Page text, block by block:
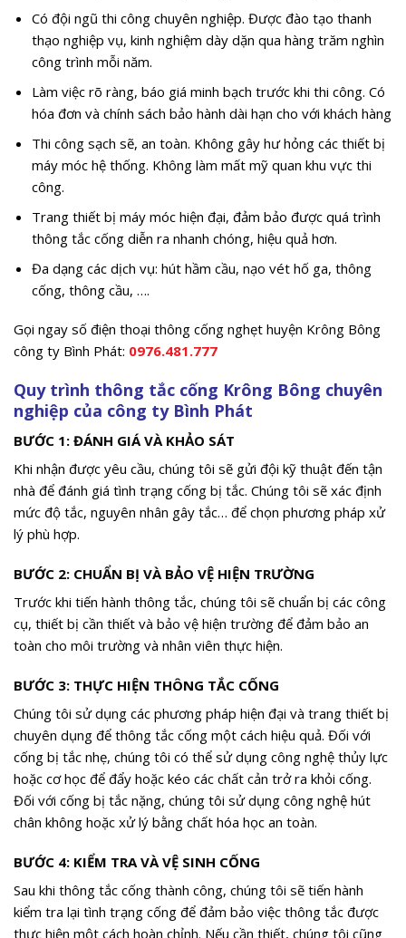
Có đội ngũ thi công chuyên nghiệp. Được đào tạo thanh
thạo nghiệp vụ, kinh nghiệm dày dặn qua hàng trăm nghìn
công trình mỗi năm.
Làm việc rõ ràng, báo giá minh bạch trước khi thi công. Có
hóa đơn và chính sách bảo hành dài hạn cho với khách hàng
Thi công sạch sẽ, an toàn. Không gây hư hỏng các thiết bị
máy móc hệ thống. Không làm mất mỹ quan khu vực thi
công.
Trang thiết bị máy móc hiện đại, đảm bảo được quá trình
thông tắc cống diễn ra nhanh chóng, hiệu quả hơn.
Đa dạng các dịch vụ: hút hầm cầu, nạo vét hố ga, thông
cống, thông cầu, ….
Gọi ngay số điện thoại thông cống nghẹt huyện Krông Bông
công ty Bình Phát: 0976.481.777
Quy trình thông tắc cống Krông Bông chuyên
nghiệp của công ty Bình Phát
BƯỚC 1: ĐÁNH GIÁ VÀ KHẢO SÁT
Khi nhận được yêu cầu, chúng tôi sẽ gửi đội kỹ thuật đến tận
nhà để đánh giá tình trạng cống bị tắc. Chúng tôi sẽ xác định
mức độ tắc, nguyên nhân gây tắc… để chọn phương pháp xử
lý phù hợp.
BƯỚC 2: CHUẨN BỊ VÀ BẢO VỆ HIỆN TRƯỜNG
Trước khi tiến hành thông tắc, chúng tôi sẽ chuẩn bị các công
cụ, thiết bị cần thiết và bảo vệ hiện trường để đảm bảo an
toàn cho môi trường và nhân viên thực hiện.
BƯỚC 3: THỰC HIỆN THÔNG TẮC CỐNG
Chúng tôi sử dụng các phương pháp hiện đại và trang thiết bị
chuyên dụng để thông tắc cống một cách hiệu quả. Đối với
cống bị tắc nhẹ, chúng tôi có thể sử dụng công nghệ thủy lực
hoặc cơ học để đẩy hoặc kéo các chất cản trở ra khỏi cống.
Đối với cống bị tắc nặng, chúng tôi sử dụng công nghệ hút
chân không hoặc xử lý bằng chất hóa học an toàn.
BƯỚC 4: KIỂM TRA VÀ VỆ SINH CỐNG
Sau khi thông tắc cống thành công, chúng tôi sẽ tiến hành
kiểm tra lại tình trạng cống để đảm bảo việc thông tắc được
thực hiện một cách hoàn chỉnh. Nếu cần thiết, chúng tôi cũng